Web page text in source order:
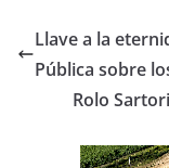
e
b
o
o
er
Llave a la
Pública sobre
Rolo